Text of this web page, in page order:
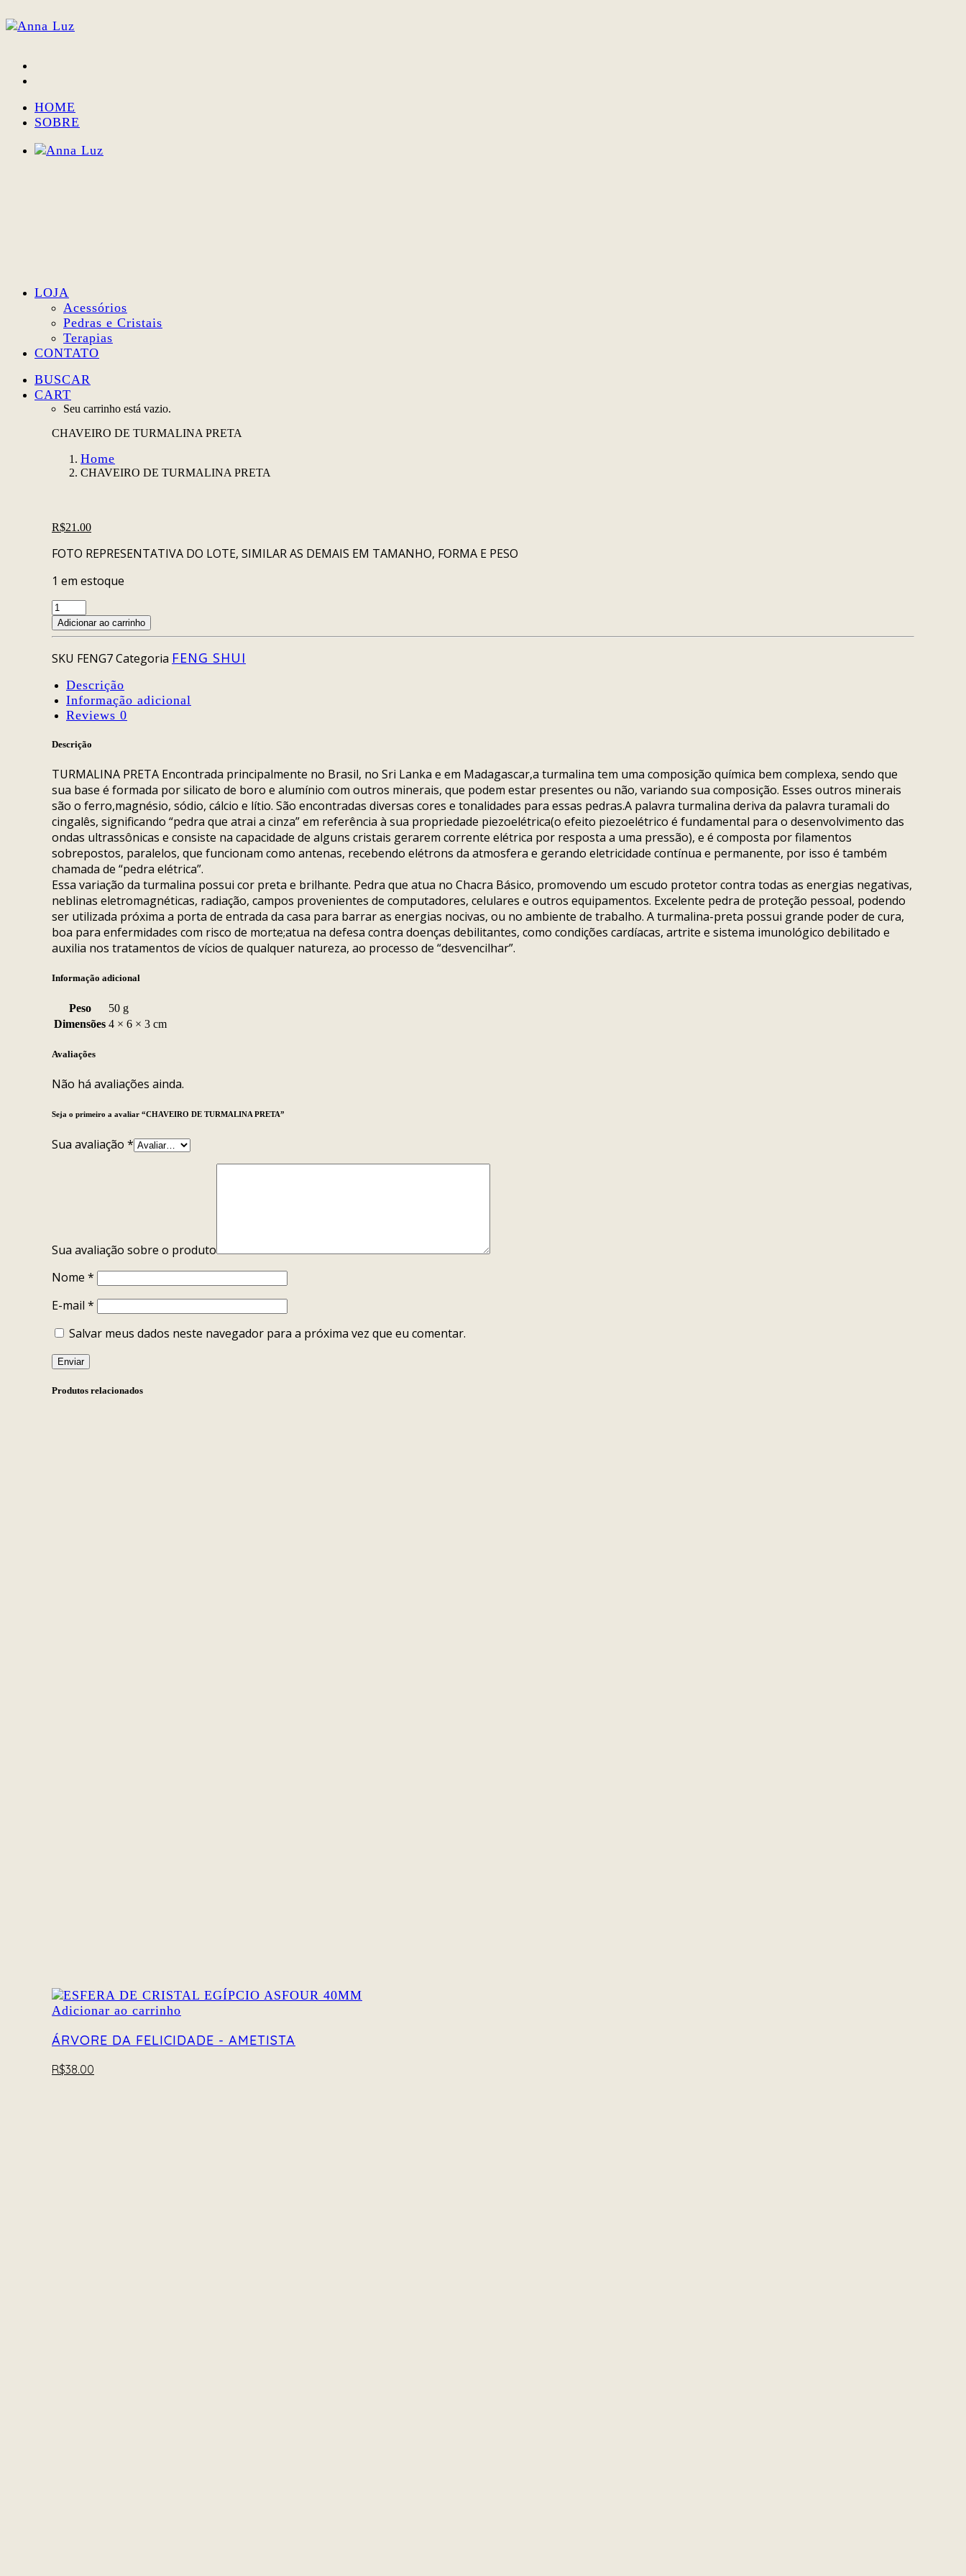
HOME
SOBRE
LOJA
Acessórios
Pedras e Cristais
Terapias
CONTATO
BUSCAR
CART
Seu carrinho está vazio.
CHAVEIRO DE TURMALINA PRETA
Home
CHAVEIRO DE TURMALINA PRETA
R$21.00
FOTO REPRESENTATIVA DO LOTE, SIMILAR AS DEMAIS EM TAMANHO, FORMA E PESO
1 em estoque
CHAVEIRO
DE
TURMALINA
quantidade
Adicionar ao carrinho
SKU FENG7Categoria FENG SHUI
Descrição
Informação adicional
Reviews 0
Descrição
TURMALINA PRETA Encontrada principalmente no Brasil, no Sri Lanka e em Madagascar,a turmalina tem uma composição química bem complexa, sendo que
sua base é formada por silicato de boro e alumínio com outros minerais, que podem estar presentes ou não, variando sua composição. Esses outros minerais
são o ferro,magnésio, sódio, cálcio e lítio. São encontradas diversas cores e tonalidades para essas pedras.A palavra turmalina deriva da palavra turamali do
cingalês, significando “pedra que atrai a cinza” em referência à sua propriedade piezoelétrica(o efeito piezoelétrico é fundamental para o desenvolvimento das
ondas ultrassônicas e consiste na capacidade de alguns cristais gerarem corrente elétrica por resposta a uma pressão), e é composta por filamentos
sobrepostos, paralelos, que funcionam como antenas, recebendo elétrons da atmosfera e gerando eletricidade contínua e permanente, por isso é também
chamada de “pedra elétrica”.
Essa variação da turmalina possui cor preta e brilhante. Pedra que atua no Chacra Básico, promovendo um escudo protetor contra todas as energias negativas,
neblinas eletromagnéticas, radiação, campos provenientes de computadores, celulares e outros equipamentos. Excelente pedra de proteção pessoal, podendo
ser utilizada próxima a porta de entrada da casa para barrar as energias nocivas, ou no ambiente de trabalho. A turmalina-preta possui grande poder de cura,
boa para enfermidades com risco de morte;atua na defesa contra doenças debilitantes, como condições cardíacas, artrite e sistema imunológico debilitado e
auxilia nos tratamentos de vícios de qualquer natureza, ao processo de “desvencilhar”.
Informação adicional
Peso
50 g
Dimensões 4 × 6 × 3 cm
Avaliações
Não há avaliações ainda.
Seja o primeiro a avaliar “CHAVEIRO DE TURMALINA PRETA”
Sua avaliação *
Sua avaliação sobre o produto
Nome *
E-mail *
Salvar meus dados neste navegador para a próxima vez que eu comentar.
Produtos relacionados
Adicionar ao carrinho
ÁRVORE DA FELICIDADE - AMETISTA
R$38.00